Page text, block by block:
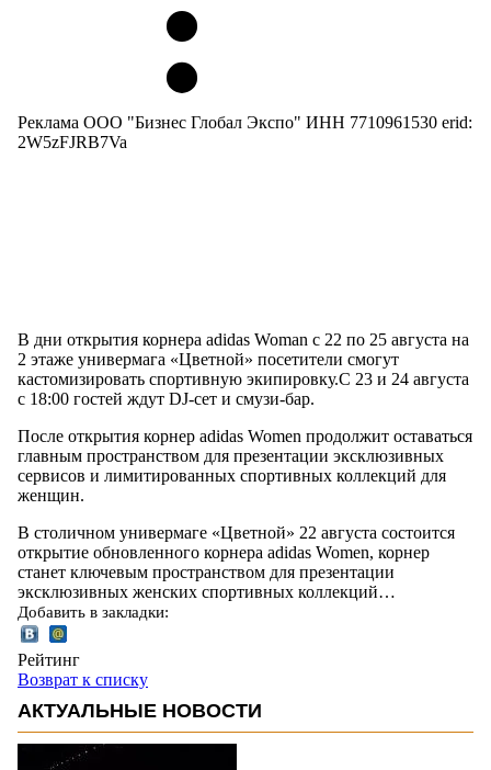
Реклама ООО "Бизнес Глобал Экспо" ИНН 7710961530 erid:
2W5zFJRB7Va
В дни открытия корнера adidas Woman с 22 по 25 августа на
2 этаже универмага «Цветной» посетители смогут
кастомизировать спортивную экипировку.С 23 и 24 августа
с 18:00 гостей ждут DJ-сет и смузи-бар.
После открытия корнер adidas Women продолжит оставаться
главным пространством для презентации эксклюзивных
сервисов и лимитированных спортивных коллекций для
женщин.
В столичном универмаге «Цветной» 22 августа состоится
открытие обновленного корнера adidas Women, корнер
станет ключевым пространством для презентации
эксклюзивных женских спортивных коллекций…
Добавить в закладки:
Рейтинг
Возврат к списку
АКТУАЛЬНЫЕ НОВОСТИ